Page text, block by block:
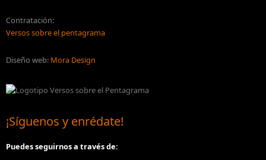
Contratación:
Versos sobre el pentagrama
Diseño web: Mora Design
¡Síguenos y enrédate!
Puedes seguirnos a través de: